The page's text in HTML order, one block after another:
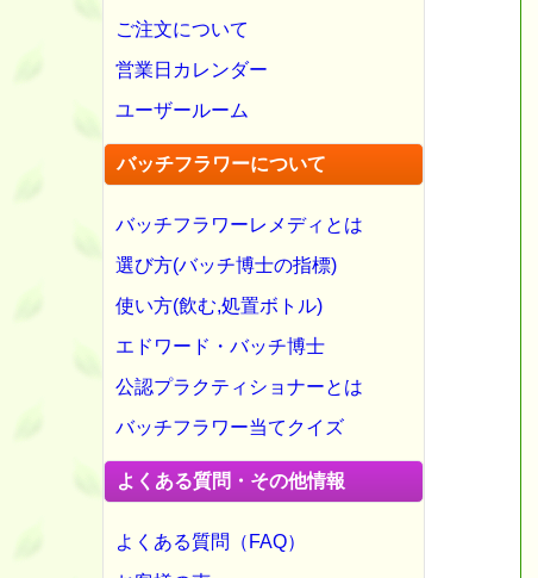
ご注文について
営業日カレンダー
ユーザールーム
バッチフラワーについて
バッチフラワーレメディとは
選び方(バッチ博士の指標)
使い方(飲む,処置ボトル)
エドワード・バッチ博士
公認プラクティショナーとは
バッチフラワー当てクイズ
よくある質問・その他情報
よくある質問（FAQ）